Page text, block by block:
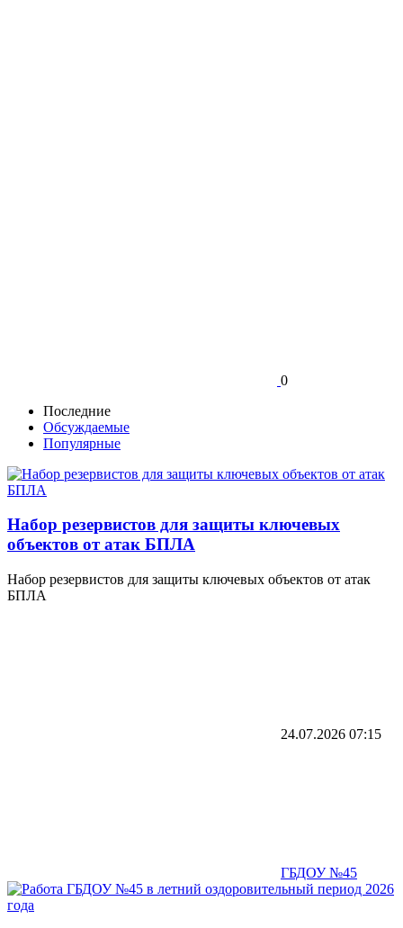
0
Последние
Обсуждаемые
Популярные
Набор резервистов для защиты ключевых
объектов от атак БПЛА
Набор резервистов для защиты ключевых объектов от атак
БПЛА
24.07.2026 07:15
ГБДОУ №45